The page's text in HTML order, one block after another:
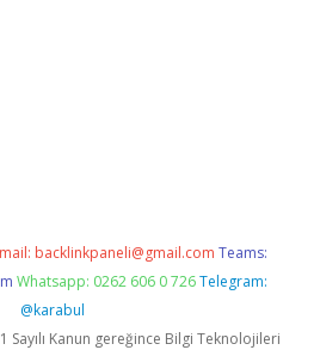
backlinkpaneli@gmail.com Teams:
Whatsapp: 0262 606 0 726 Telegram:
@karabul
Sayılı Kanun gereğince Bilgi Teknolojileri